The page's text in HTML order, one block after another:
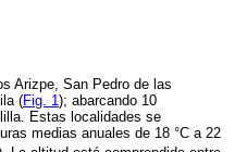
Arizpe, San Pedro de las
(Fig. 1); abarcando 10
Estas localidades se
medias anuales de 18 °C a 22